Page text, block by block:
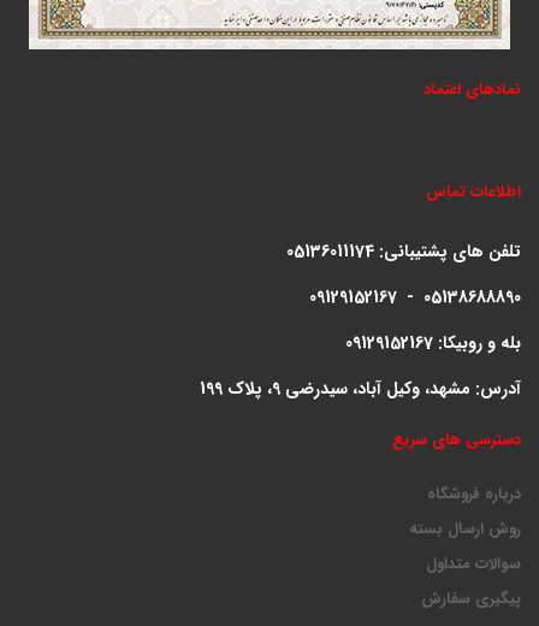
نمادهای اعتماد
اطلاعات تماس
تلفن های پشتیبانی: 05136011174
09129152167 - 05138688890
بله و روبیکا: 09129152167
آدرس: مشهد، وکیل آباد، سیدرضی 9، پلاک 199
دسترسی های سریع
درباره فروشگاه
روش ارسال بسته
سوالات متداول
پیگیری سفارش